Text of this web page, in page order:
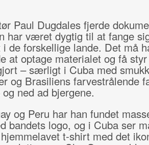
Paul Dugdales fjerde
har været dygtig til at fange
i de forskellige lande. Det må
at optage materialet og få
– særligt i Cuba med
og Brasiliens farvestrålende
ned ad bjergene.
og Peru har han fundet
bandets logo, og i Cuba ser
t-shirt med det